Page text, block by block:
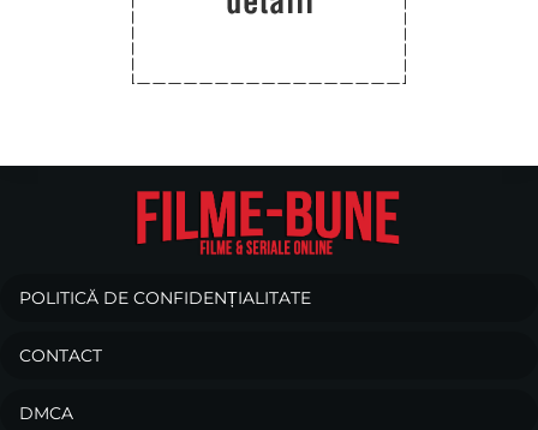
POLITICĂ DE CONFIDENȚIALITATE
CONTACT
DMCA